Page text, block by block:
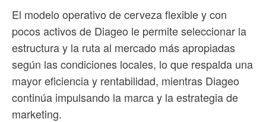
El modelo operativo de cerveza flexible y con
pocos activos de Diageo le permite seleccionar la
estructura y la ruta al mercado más apropiadas
según las condiciones locales, lo que respalda una
mayor eficiencia y rentabilidad, mientras Diageo
continúa impulsando la marca y la estrategia de
marketing.